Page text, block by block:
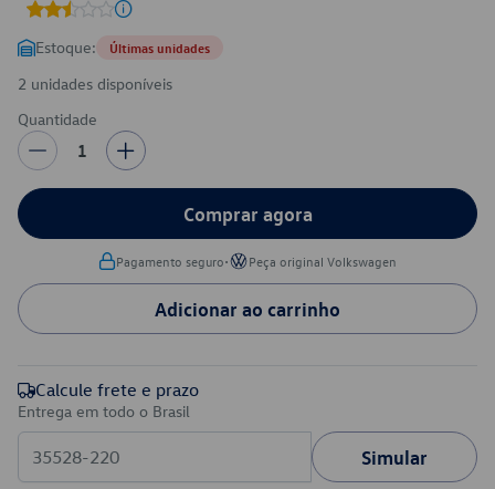
Estoque: Últimas unidades
2 unidades disponíveis
Quantidade
1
Comprar agora
Pagamento seguro• Peça original Volkswagen
Adicionar ao carrinho
Calcule frete e prazo
Entrega em todo o Brasil
Simular